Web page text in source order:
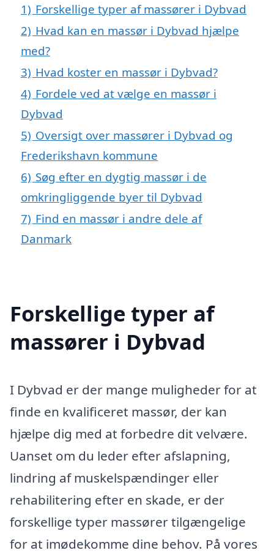
1) Forskellige typer af massører i Dybvad
2) Hvad kan en massør i Dybvad hjælpe
med?
3) Hvad koster en massør i Dybvad?
4) Fordele ved at vælge en massør i
Dybvad
5) Oversigt over massører i Dybvad og
Frederikshavn kommune
6) Søg efter en dygtig massør i de
omkringliggende byer til Dybvad
7) Find en massør i andre dele af
Danmark
Forskellige typer af
massører i Dybvad
I Dybvad er der mange muligheder for at
finde en kvalificeret massør, der kan
hjælpe dig med at forbedre dit velvære.
Uanset om du leder efter afslapning,
lindring af muskelspændinger eller
rehabilitering efter en skade, er der
forskellige typer massører tilgængelige
for at imødekomme dine behov. På vores